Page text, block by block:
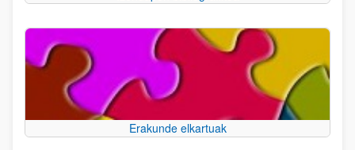
Erakunde elkartuak